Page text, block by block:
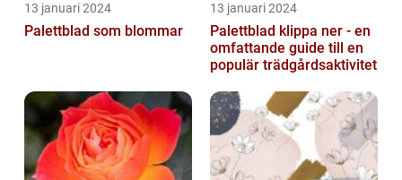
13 januari 2024
Palettblad som blommar
13 januari 2024
Palettblad klippa ner - en
omfattande guide till en
populär trädgårdsaktivitet